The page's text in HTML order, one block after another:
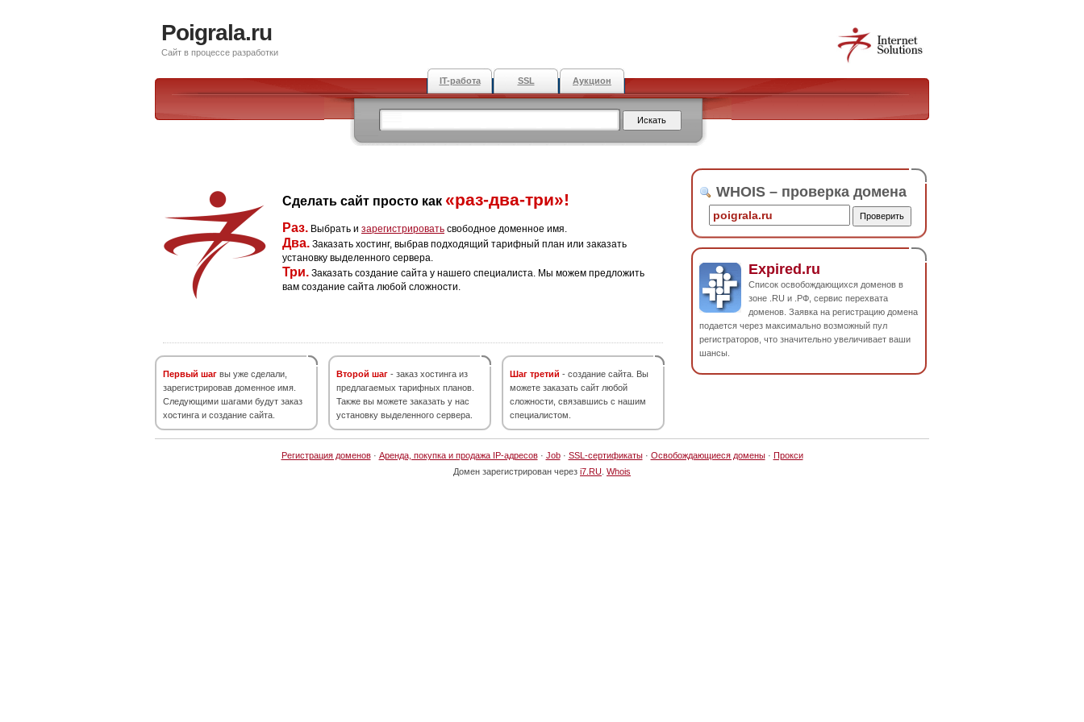
Poigrala.ru
Сайт в процессе разработки
IT-работа SSL Аукцион
Сделать сайт просто как «раз-два-три»!
Раз. Выбрать и зарегистрировать свободное доменное имя.
Два. Заказать хостинг, выбрав подходящий тарифный план или заказать
установку выделенного сервера.
Три. Заказать создание сайта у нашего специалиста. Мы можем предложить
вам создание сайта любой сложности.
Первый шаг вы уже сделали,
зарегистрировав доменное имя.
Следующими шагами будут заказ
хостинга и создание сайта.
Второй шаг - заказ хостинга из
предлагаемых тарифных планов.
Также вы можете заказать у нас
установку выделенного сервера.
Шаг третий - создание сайта. Вы
можете заказать сайт любой
сложности, связавшись с нашим
специалистом.
WHOIS – проверка домена
Expired.ru
Список освобождающихся доменов в
зоне .RU и .РФ, сервис перехвата
доменов. Заявка на регистрацию домена
подается через максимально возможный пул
регистраторов, что значительно увеличивает ваши
шансы.
Регистрация доменов· Аренда, покупка и продажа IP-адресов· Job· SSL-сертификаты· Освобождающиеся домены· Прокси
Домен зарегистрирован через i7.RU Whois